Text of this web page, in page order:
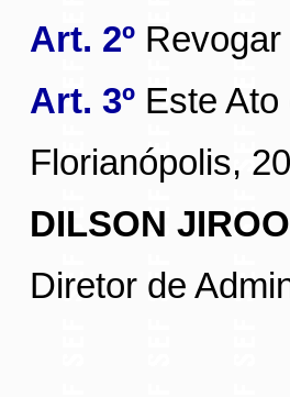
Art. 2º Revogar
Art. 3º Este
Florianópolis,
DILSON
Diretor de